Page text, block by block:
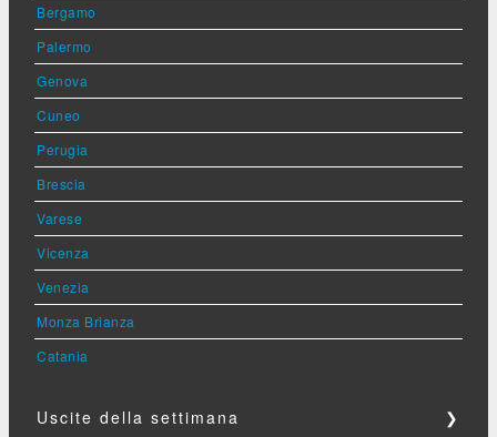
Bergamo
Palermo
Genova
Cuneo
Perugia
Brescia
Varese
Vicenza
Venezia
Monza Brianza
Catania
Uscite della settimana ❯